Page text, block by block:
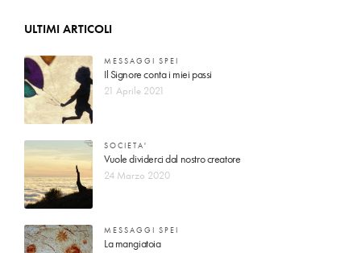
ULTIMI ARTICOLI
MESSAGGI SPEI
Il Signore conta i miei passi
21 Aprile 2021
SOCIETA'
Vuole dividerci dal nostro creatore
24 Marzo 2020
MESSAGGI SPEI
La mangiatoia